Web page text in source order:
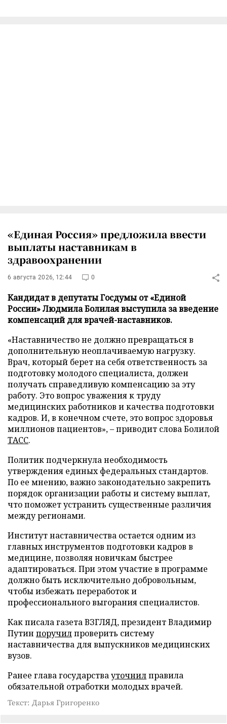
«Единая Россия» предложила ввести
выплаты наставникам в
здравоохранении
6 августа 2026, 12:44 0
Кандидат в депутаты Госдумы от «Единой
России» Людмила Болилая выступила за введение
компенсаций для врачей-наставников.
«Наставничество не должно превращаться в
дополнительную неоплачиваемую нагрузку.
Врач, который берет на себя ответственность за
подготовку молодого специалиста, должен
получать справедливую компенсацию за эту
работу. Это вопрос уважения к труду
медицинских работников и качества подготовки
кадров. И, в конечном счете, это вопрос здоровья
миллионов пациентов», – приводит слова Болилой
ТАСС.
Политик подчеркнула необходимость
утверждения единых федеральных стандартов.
По ее мнению, важно законодательно закрепить
порядок организации работы и систему выплат,
что поможет устранить существенные различия
между регионами.
Институт наставничества остается одним из
главных инструментов подготовки кадров в
медицине, позволяя новичкам быстрее
адаптироваться. При этом участие в программе
должно быть исключительно добровольным,
чтобы избежать переработок и
профессионального выгорания специалистов.
Как писала газета ВЗГЛЯД, президент Владимир
Путин поручилпроверить систему
наставничества для выпускников медицинских
вузов.
Ранее глава государствауточнилправила
обязательной отработки молодых врачей.
Текст: Дарья Григоренко